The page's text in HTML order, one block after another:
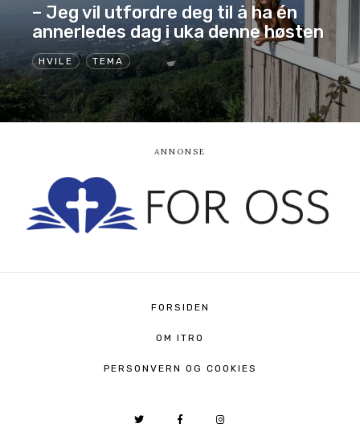
HVILE TEMA
– Jeg vil utfordre deg til å ha én
annerledes dag i uka denne høsten
FORSIDEN
OM ITRO
PERSONVERN OG COOKIES